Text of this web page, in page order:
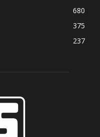
680
375
237